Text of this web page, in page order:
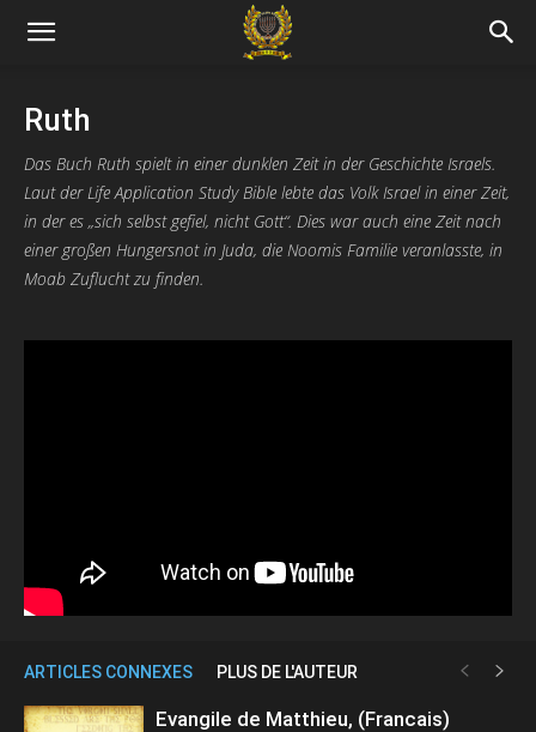
Ruth
Das Buch Ruth spielt in einer dunklen Zeit in der Geschichte Israels.
Laut der Life Application Study Bible lebte das Volk Israel in einer Zeit,
in der es „sich selbst gefiel, nicht Gott“. Dies war auch eine Zeit nach
einer großen Hungersnot in Juda, die Noomis Familie veranlasste, in
Moab Zuflucht zu finden.
ARTICLES CONNEXES PLUS DE L'AUTEUR
Evangile de Matthieu, (Francais)